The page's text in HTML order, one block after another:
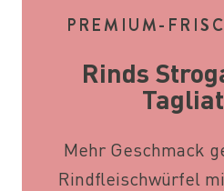
PREMIUM-
Rinds
Mehr Geschmack
Rindfleischwürfel